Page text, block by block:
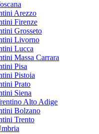
Arezzo
Firenze
Grosseto
Livorno
Lucca
Massa Carrara
Pisa
Pistoia
Prato
Siena
Alto Adige
Bolzano
Trento